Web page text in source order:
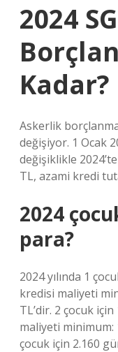
2024
Kadar?
Askerlik
değişiyor. 1 Ocak
değişiklikle
TL, azami kredi
2024
para?
2024 yılında 1
kredisi maliyeti
TL’dir. 2 çocuk
maliyeti minimum:
çocuk için 2.160